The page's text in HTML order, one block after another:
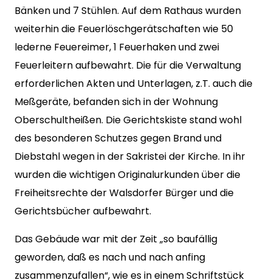
Bänken und 7 Stühlen. Auf dem Rathaus wurden
weiterhin die Feuerlöschgerätschaften wie 50
lederne Feuereimer, 1 Feuerhaken und zwei
Feuerleitern aufbewahrt. Die für die Verwaltung
erforderlichen Akten und Unterlagen, z.T. auch die
Meßgeräte, befanden sich in der Wohnung
Oberschultheißen. Die Gerichtskiste stand wohl
des besonderen Schutzes gegen Brand und
Diebstahl wegen in der Sakristei der Kirche. In ihr
wurden die wichtigen Originalurkunden über die
Freiheitsrechte der Walsdorfer Bürger und die
Gerichtsbücher aufbewahrt.
Das Gebäude war mit der Zeit „so baufällig
geworden, daß es nach und nach anfing
zusammenzufallen“, wie es in einem Schriftstück